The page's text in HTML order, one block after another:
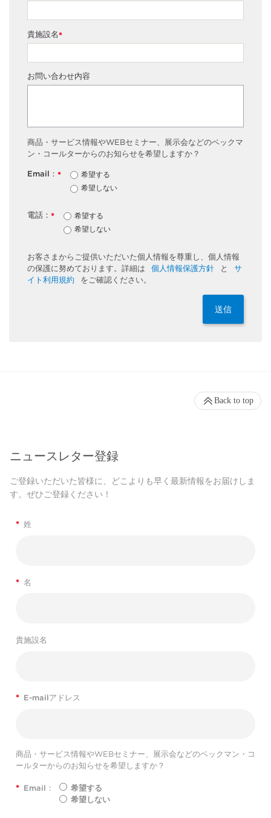
*
貴施設名
お問い合わせ内容
商品・サービス情報やWEBセミナー、展示会などのベックマ
ン・コールターからのお知らせを希望しますか？
*
Email：
希望する
希望しない
*
電話：
希望する
希望しない
お客さまからご提供いただいた個人情報を尊重し、個人情報
の保護に努めております。詳細は
個人情報保護方針 と
サ
イト利用規約
をご確認ください。
送信
ニュースレター登録
ご登録いただいた皆様に、どこよりも早く最新情報をお届けしま
す。ぜひご登録ください！
* 姓
* 名
貴施設名
* E-mailアドレス
商品・サービス情報やWEBセミナー、展示会などのベックマン・コ
ールターからのお知らせを希望しますか？
* Email：
希望する
希望しない
Back to top